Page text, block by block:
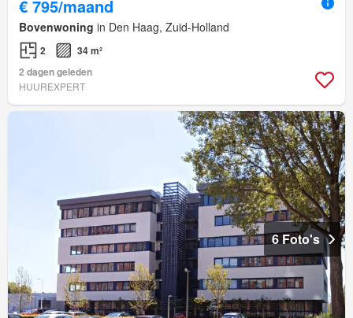
€ 795/maand
Bovenwoning in Den Haag, Zuid-Holland
2
34 m²
2 dagen geleden
HUUREXPERT
6 Foto's